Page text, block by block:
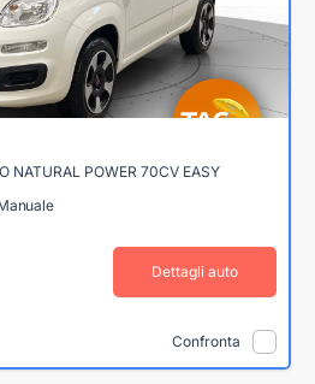
NATURAL POWER 70CV EASY
Dettagli auto
Confronta